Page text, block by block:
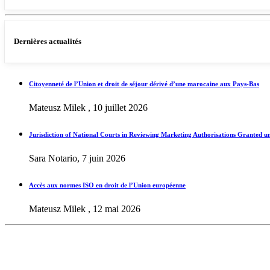
Dernières actualités
Citoyenneté de l’Union et droit de séjour dérivé d’une marocaine aux Pays-Bas
Mateusz Milek , 10 juillet 2026
Jurisdiction of National Courts in Reviewing Marketing Authorisations Granted
Sara Notario, 7 juin 2026
Accès aux normes ISO en droit de l’Union européenne
Mateusz Milek , 12 mai 2026